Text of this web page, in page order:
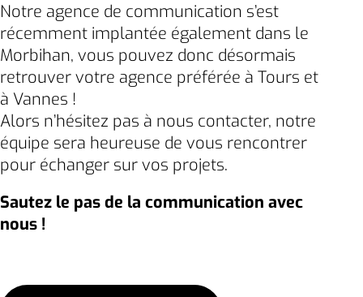
Notre agence de communication s’est
récemment implantée également dans le
Morbihan, vous pouvez donc désormais
retrouver votre agence préférée à Tours et
à Vannes !
Alors n’hésitez pas à nous contacter, notre
équipe sera heureuse de vous rencontrer
pour échanger sur vos projets.
Sautez le pas de la communication avec
nous !